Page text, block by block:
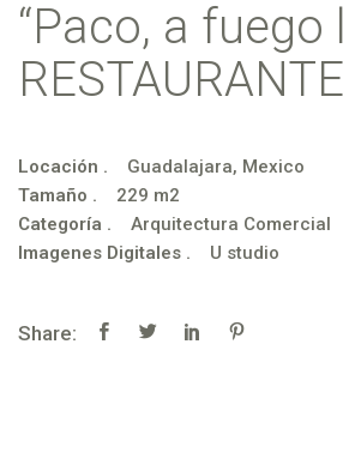
“Paco, a fuego
RESTAURANTE
Locación .
Guadalajara, Mexico
Tamaño .
229 m2
Categoría .
Arquitectura Comercial
Imagenes Digitales .
U studio
Share: